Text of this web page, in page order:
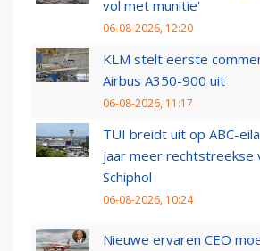
vol met munitie'
06-08-2026, 12:20
KLM stelt eerste
Airbus A350-900 uit
06-08-2026, 11:17
TUI breidt uit op ABC-
jaar meer rechtstreekse
Schiphol
06-08-2026, 10:24
Nieuwe ervaren CEO